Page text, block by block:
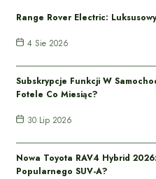
Range Rover Electric:
4 Sie 2026
Subskrypcje Funkcji W
Fotele Co Miesiąc?
30 Lip 2026
Nowa Toyota RAV4 Hybrid
Popularnego SUV-A?